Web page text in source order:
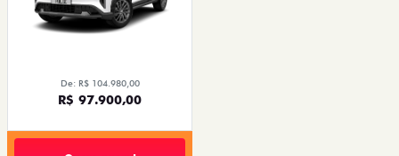
De: R$ 104.980,00
R$ 97.900,00